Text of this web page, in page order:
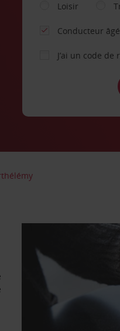
Loisir
Conducteur
J’ai un code de